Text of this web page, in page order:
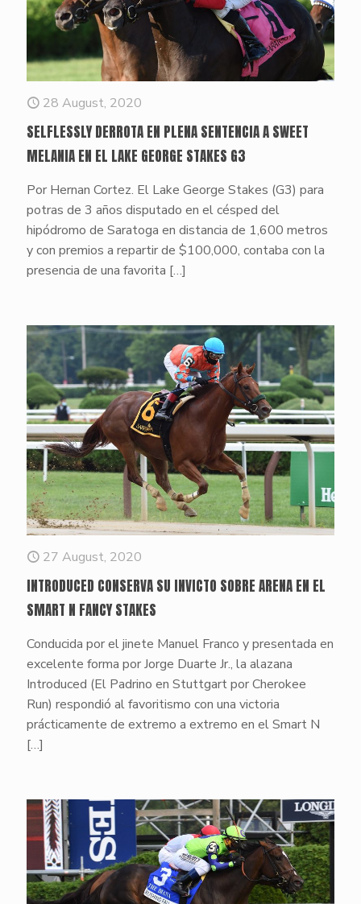
28 August, 2020
SELFLESSLY DERROTA EN PLENA SENTENCIA A SWEET
MELANIA EN EL LAKE GEORGE STAKES G3
Por Hernan Cortez. El Lake George Stakes (G3) para
potras de 3 años disputado en el césped del
hipódromo de Saratoga en distancia de 1,600 metros
y con premios a repartir de $100,000, contaba con la
presencia de una favorita […]
27 August, 2020
INTRODUCED CONSERVA SU INVICTO SOBRE ARENA EN EL
SMART N FANCY STAKES
Conducida por el jinete Manuel Franco y presentada en
excelente forma por Jorge Duarte Jr., la alazana
Introduced (El Padrino en Stuttgart por Cherokee
Run) respondió al favoritismo con una victoria
prácticamente de extremo a extremo en el Smart N
[…]